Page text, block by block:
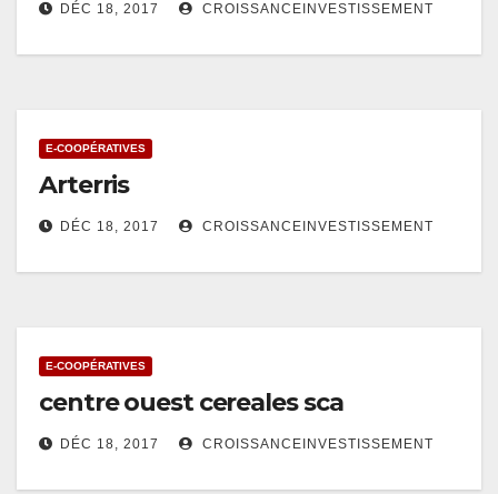
DÉC 18, 2017 CROISSANCEINVESTISSEMENT
E-COOPÉRATIVES
Arterris
DÉC 18, 2017 CROISSANCEINVESTISSEMENT
E-COOPÉRATIVES
centre ouest cereales sca
DÉC 18, 2017 CROISSANCEINVESTISSEMENT